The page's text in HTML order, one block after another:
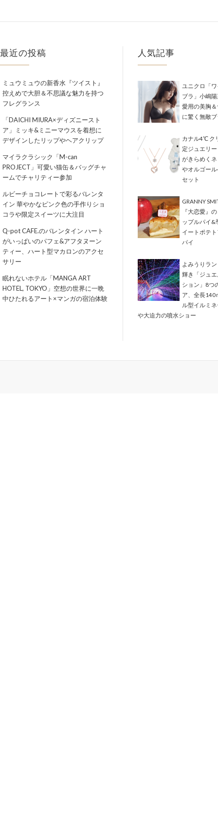
最近の投稿
ミュウミュウの新香水『ツイスト』
控えめで大胆＆不思議な魅力を持つ
フレグランス
「DAICHI MIURA×ディズニースト
ア」ミッキ&ミニーマウスを着想に
デザインしたリップやヘアクリップ
マイラクラシック「M-can
PROJECT」可愛い猫缶＆バッグチャ
ームでチャリティー参加
ルビーチョコレートで彩るバレンタ
イン 華やかなピンク色の手作りショ
コラや限定スイーツに大注目
Q-pot CAFE.のバレンタイン ハート
がいっぱいのパフェ&アフタヌーン
ティー、ハート型マカロンのアクセ
サリー
眠れないホテル「MANGA ART
HOTEL, TOKYO」空想の世界に一晩
中ひたれるアート×マンガの宿泊体験
人気記事
ユニクロ「
ブラ」小嶋
愛用の美胸
に驚く無敵ブ
カナル4℃ ク
定ジュエリ
がきらめく
やオルゴー
セット
GRANNY
『大恋愛』
ップルパイ&
イートポテ
パイ
よみうりラ
輝き「ジュ
ション」8つ
ア、全長140
ル型イルミ
や大迫力の噴水ショー